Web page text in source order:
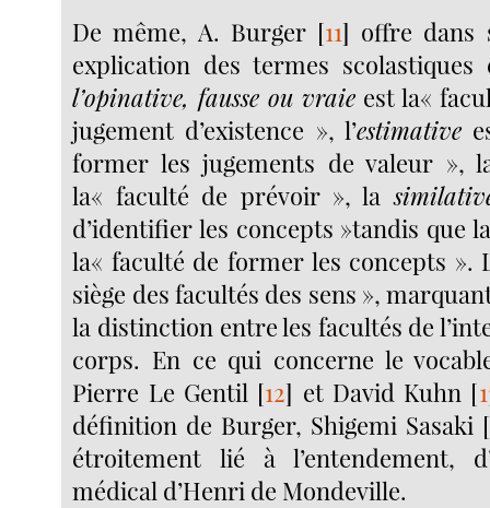
De même, A. Burger[11] offre
explication des termes scolastiques
l’opinative, fausse ou vraie est la«
jugement d’existence », l’estimative
former les jugements de valeur »,
la« faculté de prévoir », la
d’identifier les concepts »tandis que
la« faculté de former les concepts ».
siège des facultés des sens »,
la distinction entre les facultés de
corps. En ce qui concerne le
Pierre Le Gentil [12] et David Kuhn [
définition de Burger, Shigemi Sasaki [
étroitement lié à l’entendement,
médical d’Henri de Mondeville.